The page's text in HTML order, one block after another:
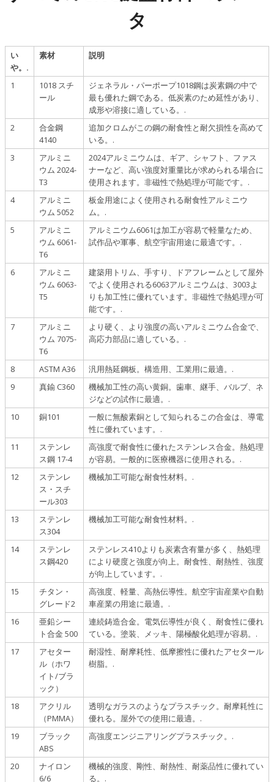
タ
い
や。.
素材 説明
1
1018 スチ
ール
ジェネラル・パーポープ1018鋼は炭素鋼の中で
最も優れた鋼である。低炭素のため延性があり、
成形や溶接に適している。.
2
合金鋼
4140
追加クロムがこの鋼の耐食性と耐欠損性を高めて
いる。.
3
アルミニ
ウム 2024-
T3
2024アルミニウムは、ギア、シャフト、ファス
ナーなど、高い強度対重量比が求められる場合に
使用されます。非磁性で熱処理が可能です。.
4
アルミニ
ウム 5052
板金用途によく使用される耐食性アルミニウ
ム。.
5
アルミニ
ウム 6061-
T6
アルミニウム6061は加工が容易で軽量なため、
試作品や軍事、航空宇宙用途に最適です。.
6
アルミニ
ウム 6063-
T5
建築用トリム、手すり、ドアフレームとして屋外
でよく使用される6063アルミニウムは、3003よ
りも加工性に優れています。非磁性で熱処理が可
能です。.
7
アルミニ
ウム 7075-
T6
より硬く、より強度の高いアルミニウム合金で、
高応力部品に適している。.
8 ASTM A36
汎用熱延鋼板。構造用、工業用に最適。.
9
真鍮 C360
機械加工性の高い黄銅。歯車、継手、バルブ、ネ
ジなどの試作に最適。.
10
銅101
一般に無酸素銅として知られるこの合金は、導電
性に優れています。.
11
ステンレ
ス鋼 17-4
高強度で耐食性に優れたステンレス合金。熱処理
が容易。一般的に医療機器に使用される。.
12
ステンレ
ス・スチ
ール303
機械加工可能な耐食性材料。.
13
ステンレ
ス304
機械加工可能な耐食性材料。.
14
ステンレ
ス鋼420
ステンレス410よりも炭素含有量が多く、熱処理
により硬度と強度が向上。耐食性、耐熱性、強度
が向上しています。.
15
チタン・
グレード2
高強度、軽量、高熱伝導性。航空宇宙産業や自動
車産業の用途に最適。.
16
亜鉛シー
ト合金 500
連続鋳造合金。電気伝導性が良く、耐食性に優れ
ている。塗装、メッキ、陽極酸化処理が容易。.
17
アセター
ル（ホワ
イト/ブラ
ック）
耐湿性、耐摩耗性、低摩擦性に優れたアセタール
樹脂。.
18
アクリル
（PMMA）
透明なガラスのようなプラスチック。耐摩耗性に
優れる。屋外での使用に最適。.
19
ブラック
ABS
高強度エンジニアリングプラスチック。.
20
ナイロン
6/6
機械的強度、剛性、耐熱性、耐薬品性に優れてい
る。.